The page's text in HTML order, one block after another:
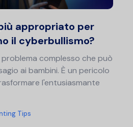
appropriato per
il cyberbullismo?
complesso che può
ai bambini. È un pericolo
l'entusiasmante
Tips